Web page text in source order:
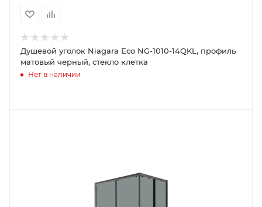
Душевой уголок Niagara Eco NG-1010-14QKL, профиль
матовый черный, стекло клетка
Нет в наличии